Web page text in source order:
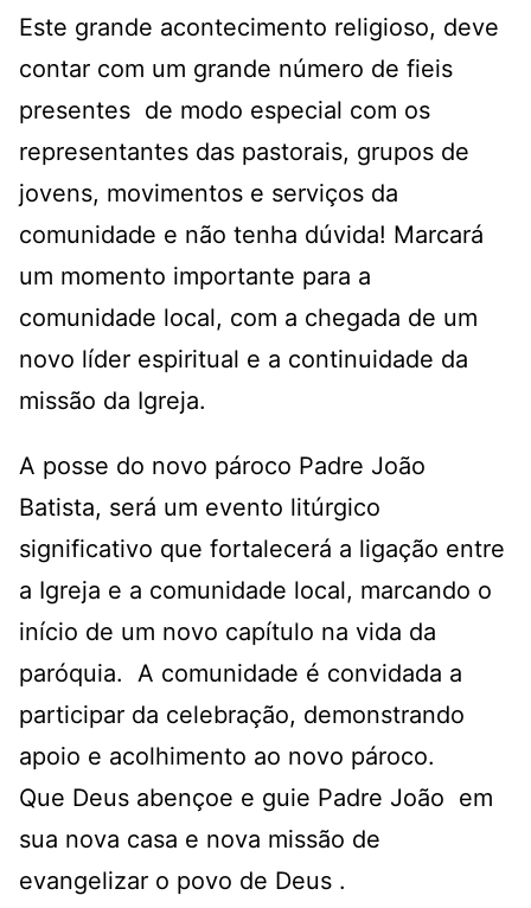
Este grande acontecimento religioso, deve
contar com um grande número de fieis
presentes de modo especial com os
representantes das pastorais, grupos de
jovens, movimentos e serviços da
comunidade e não tenha dúvida! Marcará
um momento importante para a
comunidade local, com a chegada de um
novo líder espiritual e a continuidade da
missão da Igreja.
A posse do novo pároco Padre João
Batista, será um evento litúrgico
significativo que fortalecerá a ligação entre
a Igreja e a comunidade local, marcando o
início de um novo capítulo na vida da
paróquia. A comunidade é convidada a
participar da celebração, demonstrando
apoio e acolhimento ao novo pároco.
Que Deus abençoe e guie Padre João em
sua nova casa e nova missão de
evangelizar o povo de Deus .